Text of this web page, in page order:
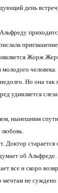
день
Жорж
человека.
Но она так
нынешним
любовь.
Доктор
об
все и скоро
не